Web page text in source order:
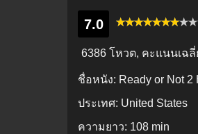
7.0
6386 โหวต, คะแนนเฉลี่
ชื่อหนัง: Ready or Not
ประเทศ: United States
ความยาว: 108 min